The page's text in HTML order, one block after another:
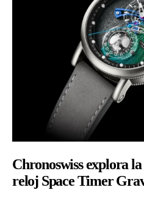
Chronoswiss explora
reloj Space Timer